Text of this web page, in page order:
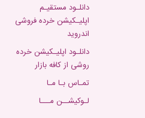
دانلـود مستقیـم
اپلیـکیشن خرده فروشی
اندروید
دانلـود اپلیـکیشن خرده
روشی از کافه بازار
تمـاس بـا مـا
لـوکیشــن مـــا